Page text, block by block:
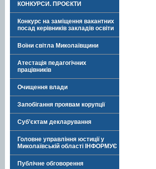
КОНКУРСИ. ПРОЄКТИ
Конкурс на заміщення вакантних
посад керівників закладів освіти
Воїни світла Миколаївщини
Атестація педагогічних
працівників
Очищення влади
Запобігання проявам корупції
Суб’єктам декларування
Головне управління юстиції у
Миколаївській області ІНФОРМУЄ
Публічне обговорення